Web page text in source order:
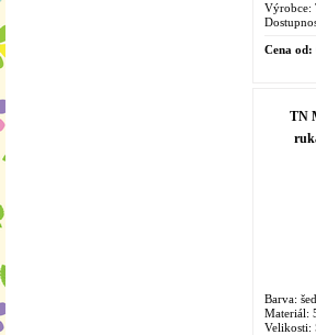
Výrobce:
Cena od:
TN
Barva:
Materiál: